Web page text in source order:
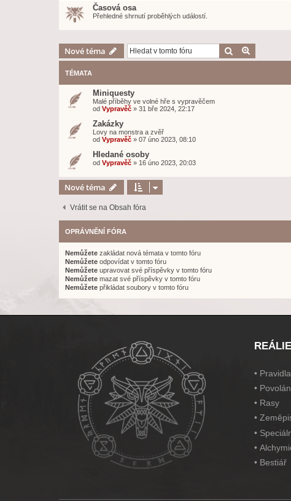
Časová osa
Přehledné shrnutí proběhlých událostí.
Nové téma Hledat
TÉMATA
Miniquesty
Malé příběhy ve volné hře s vypravěčem
od Vypravěč » 31 bře 2024, 22:17
Zakázky
Lovy na monstra a zvěř
od Vypravěč » 07 úno 2023, 08:10
Hledané osoby
od Vypravěč » 16 úno 2023, 20:03
Nové téma
Vrátit se na Obsah fóra
OPRÁVNĚNÍ FÓRA
Nemůžete zakládat nová témata v tomto fóru
Nemůžete odpovídat v tomto fóru
Nemůžete upravovat své příspěvky v tomto fóru
Nemůžete mazat své příspěvky v tomto fóru
Nemůžete přikládat soubory v tomto fóru
REÁLIE
•
•
• Rasy
•
•
•
• Bestiář